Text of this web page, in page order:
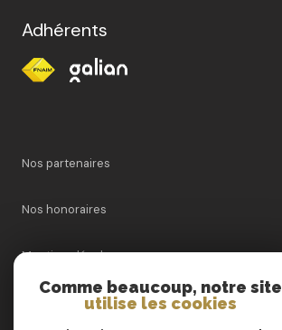
Adhérents
Nos partenaires
Nos honoraires
Mentions légales
Comme beaucoup, notre site
utilise les cookies